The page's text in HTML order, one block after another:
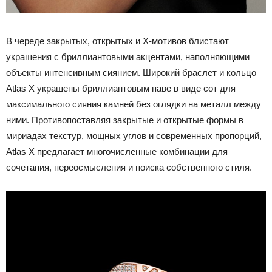
В череде закрытых, открытых и X-мотивов блистают
украшения с бриллиантовыми акцентами, наполняющими
объекты интенсивным сиянием. Широкий браслет и кольцо
Atlas X украшены бриллиантовым паве в виде сот для
максимального сияния камней без оглядки на металл между
ними. Противопоставляя закрытые и открытые формы в
мириадах текстур, мощных углов и современных пропорций,
Atlas X предлагает многочисленные комбинации для
сочетания, переосмысления и поиска собственного стиля.